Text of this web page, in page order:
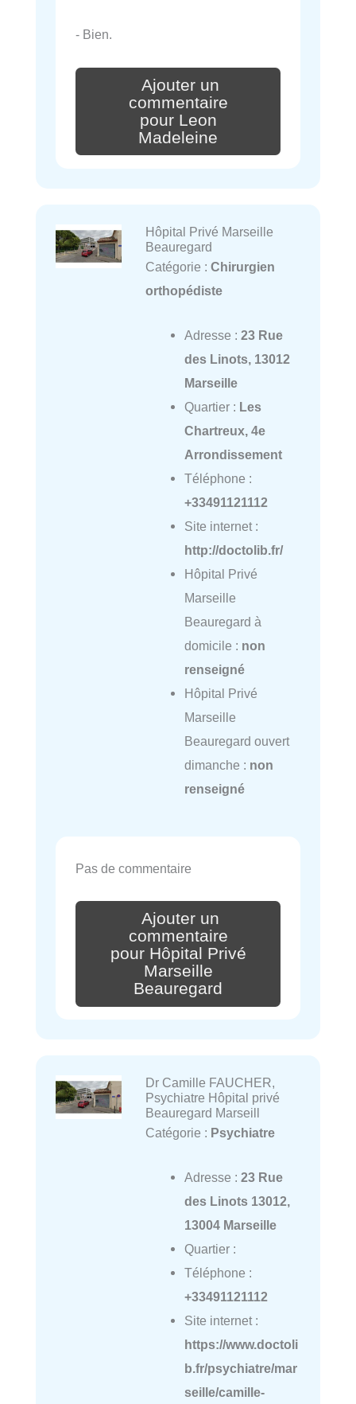
- Bien.
Ajouter un
commentaire
pour Leon
Madeleine
Hôpital Privé Marseille
Beauregard
Catégorie : Chirurgien
orthopédiste
Adresse : 23 Rue
des Linots, 13012
Marseille
Quartier : Les
Chartreux, 4e
Arrondissement
Téléphone :
+33491121112
Site internet :
http://doctolib.fr/
Hôpital Privé
Marseille
Beauregard à
domicile : non
renseigné
Hôpital Privé
Marseille
Beauregard ouvert
dimanche : non
renseigné
Pas de commentaire
Ajouter un
commentaire
pour Hôpital Privé
Marseille
Beauregard
Dr Camille FAUCHER,
Psychiatre Hôpital privé
Beauregard Marseill
Catégorie : Psychiatre
Adresse : 23 Rue
des Linots 13012,
13004 Marseille
Quartier :
Téléphone :
+33491121112
Site internet :
https://www.doctoli
b.fr/psychiatre/mar
seille/camille-